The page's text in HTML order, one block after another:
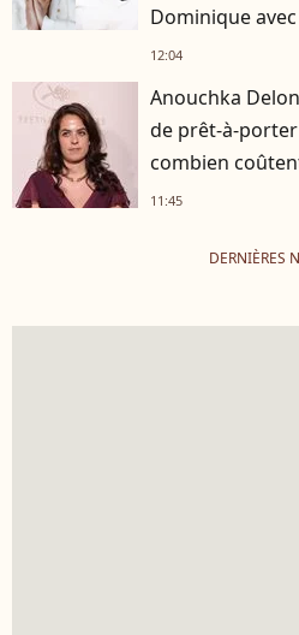
Dominique
12:04
Anouchka
de prêt-à-
combien
11:45
DERNIÈRES